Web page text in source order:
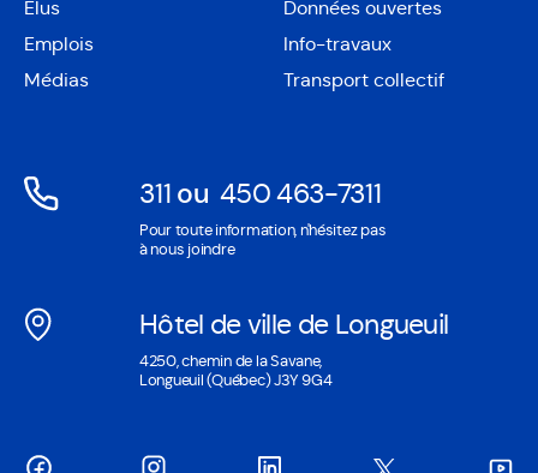
Élus
Emplois
Médias
dans
une
nouvelle
Données ouvertes
Ouvre
dans
une
Info-travaux
Transport collectif
311Ouvre
dans
fenêtre
ou 450 463-7311
Ouvre
dans
fenêtre
Pour toute information, n'hésitez pas
à nous joindre
Hôtel de ville de Longueuil
Ouvre
dans
4250, chemin de la Savane,
Longueuil (Québec) J3Y 9G4